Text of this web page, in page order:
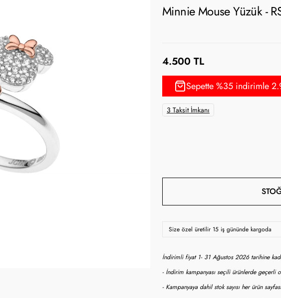
Minnie Mouse Yüzük -
Sepette %35 indirimle
4.500 TL
3 Taksit İmkanı
Size özel üretilir 15 iş gününde kargoda
İndirimli fiyat 1- 31 Ağustos 2026 tarihine
- İndirim kampanyası seçili ürünlerde geçerli
- Kampanyaya dahil stok sayısı her ürün